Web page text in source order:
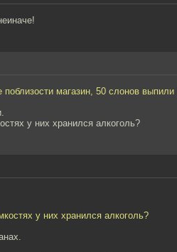
магазин, 50 слонов выпили
у них хранился алкоголь?
у них хранился алкоголь?